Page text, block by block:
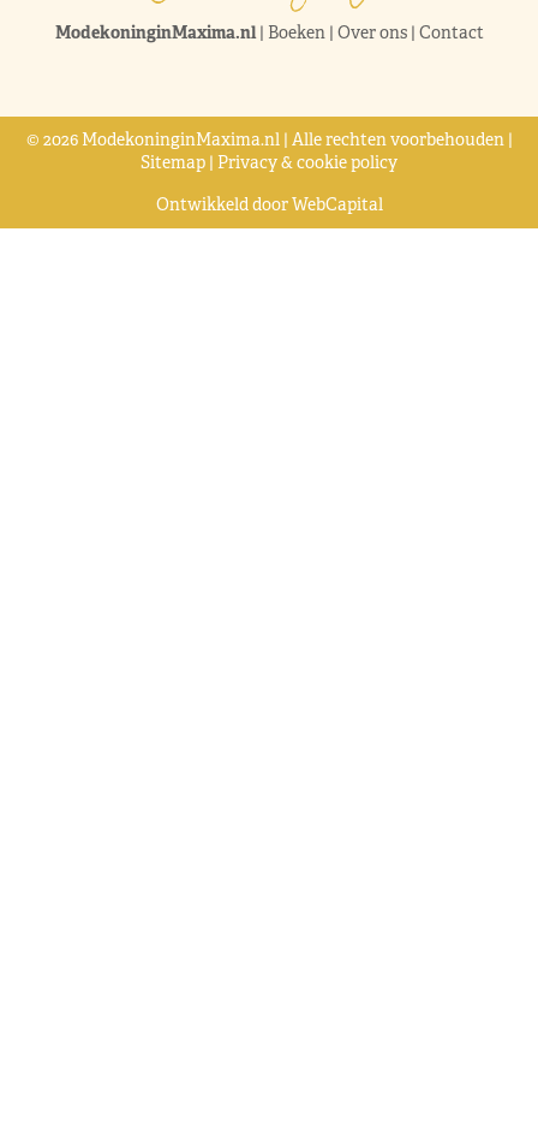
ModekoninginMaxima.nl| Boeken| Over ons| Contact
© 2026 ModekoninginMaxima.nl | Alle rechten voorbehouden |
Sitemap | Privacy & cookie policy
Ontwikkeld doorWebCapital